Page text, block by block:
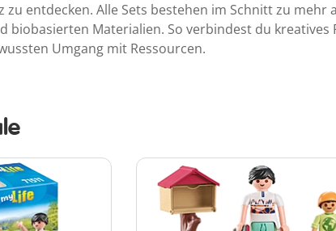
zu entdecken. Alle Sets bestehen im Schnitt zu mehr
biobasierten Materialien. So verbindest du kreatives
Umgang mit Ressourcen.